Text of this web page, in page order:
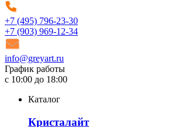
+7 (495) 796-23-30
+7 (903) 969-12-34
info@greyart.ru
График работы
с 10:00 до 18:00
Каталог
Кристалайт